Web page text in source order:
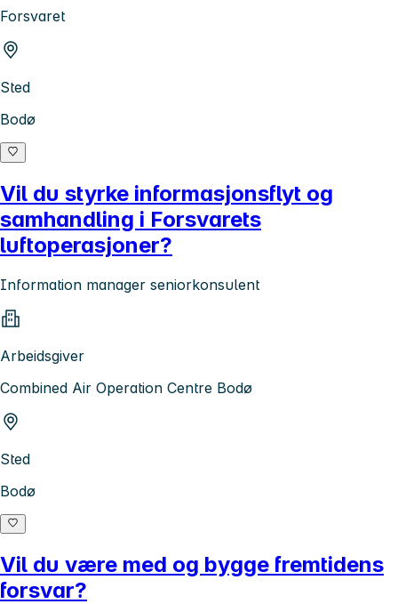
Forsvaret
Sted
Bodø
Vil du styrke informasjonsflyt og
samhandling i Forsvarets
luftoperasjoner?
Information manager seniorkonsulent
Arbeidsgiver
Combined Air Operation Centre Bodø
Sted
Bodø
Vil du være med og bygge fremtidens
forsvar?